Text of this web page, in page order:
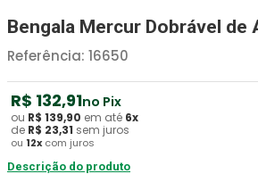
Bengala Mercur Dobrável de
Referência: 16650
R$ 132,91no Pix
ou R$ 139,90 em até 6x
de R$ 23,31 sem juros
ou 12x com juros
Descrição do produto
1º Seringa Insulina
2º Fralda Geriatrica
Luva Latex
4 º Estetoscopio Littmann
5º Littmann